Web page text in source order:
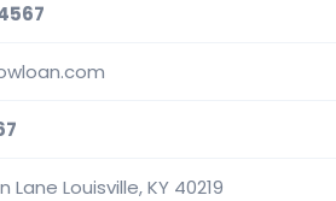
Lane Louisville, KY 40219